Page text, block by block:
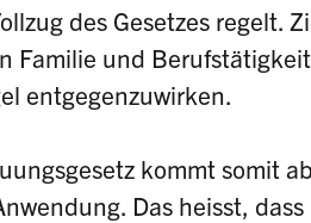
des Gesetzes regelt.
Familie und
entgegenzuwirken.
kommt somit
Das heisst,